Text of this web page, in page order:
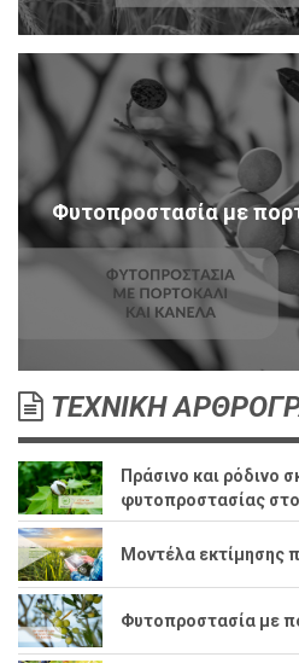
Φυτοπροστασία με
ΤΕΧΝΙΚΗ
Πράσινο και ρόδινο
φυτοπροστασίας
Μοντέλα εκτίμησης
Φυτοπροστασία με